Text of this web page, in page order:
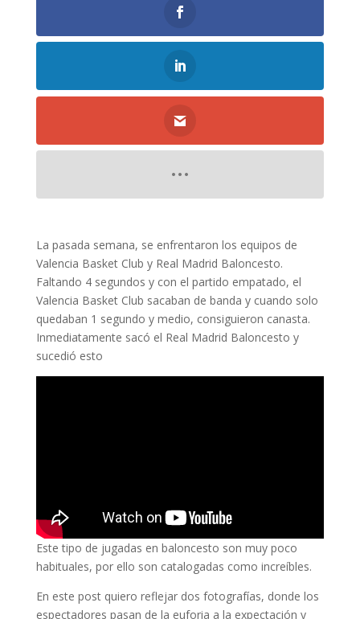
La pasada semana, se enfrentaron los equipos de
Valencia Basket Club y Real Madrid Baloncesto.
Faltando 4 segundos y con el partido empatado, el
Valencia Basket Club sacaban de banda y cuando solo
quedaban 1 segundo y medio, consiguieron canasta.
Inmediatamente sacó el Real Madrid Baloncesto y
sucedió esto
Este tipo de jugadas en baloncesto son muy poco
habituales, por ello son catalogadas como increíbles.
En este post quiero reflejar dos fotografías, donde los
espectadores pasan de la euforia a la expectación y